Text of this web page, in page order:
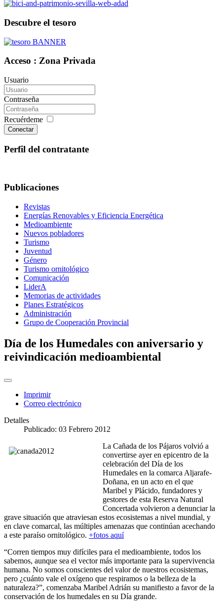
Descubre el tesoro
Acceso : Zona Privada
Usuario
Contraseña
Recuérdeme
Conectar
Perfil del contratante
Publicaciones
Revistas
Energías Renovables y Eficiencia Energética
Medioambiente
Nuevos pobladores
Turismo
Juventud
Género
Turismo ornitológico
Comunicación
LiderA
Memorias de actividades
Planes Estratégicos
Administración
Grupo de Cooperación Provincial
Día de los Humedales con aniversario y
reivindicación medioambiental
Imprimir
Correo electrónico
Detalles
Publicado: 03 Febrero 2012
La Cañada de los Pájaros volvió a
convertirse ayer en epicentro de la
celebración del Día de los
Humedales en la comarca Aljarafe-
Doñana, en un acto en el que
Maribel y Plácido, fundadores y
gestores de esta Reserva Natural
Concertada volvieron a denunciar la
grave situación que atraviesan estos ecosistemas a nivel mundial, y
en clave comarcal, las múltiples amenazas que continúan acechando
a este paraíso ornitológico. +fotos aquí
“Corren tiempos muy difíciles para el medioambiente, todos los
sabemos, aunque sea el vector más importante para la supervivencia
humana. No somos conscientes del valor de nuestros ecosistemas,
pero ¿cuánto vale el oxígeno que respiramos o la belleza de la
naturaleza?”, comenzaba Maribel Adrián su manifiesto a favor de la
conservación de los humedales en su Día grande.